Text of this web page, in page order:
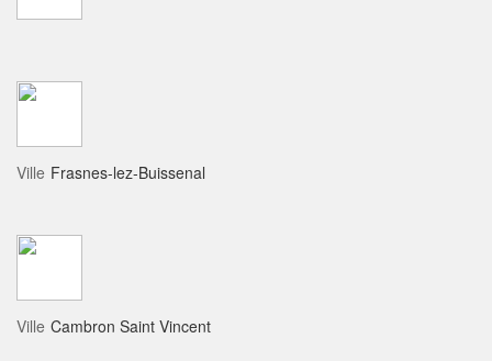
Ville Frasnes-lez-Buissenal
Ville Cambron Saint Vincent